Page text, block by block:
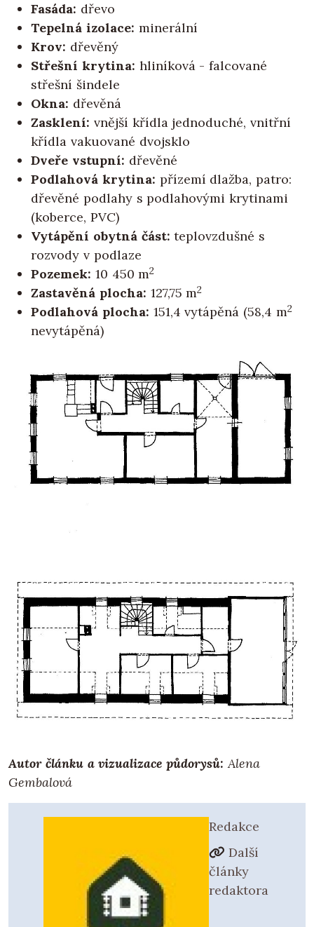
Fasáda: dřevo
Tepelná izolace: minerální
Krov: dřevěný
Střešní krytina: hliníková - falcované
střešní šindele
Okna: dřevěná
Zasklení: vnější křídla jednoduché, vnitřní
křídla vakuované dvojsklo
Dveře vstupní: dřevěné
Podlahová krytina: přízemí dlažba, patro:
dřevěné podlahy s podlahovými krytinami
(koberce, PVC)
Vytápění obytná část: teplovzdušné s
rozvody v podlaze
Pozemek: 10 450 m2
Zastavěná plocha: 127,75 m2
Podlahová plocha: 151,4 vytápěná (58,4 m2
nevytápěná)
Autor článku a vizualizace půdorysů: Alena
Gembalová
Redakce
Další
články
redaktora